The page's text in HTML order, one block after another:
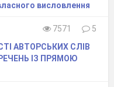
висловлення
7571
5
АВТОРСЬКИХ СЛІВ
ІЗ ПРЯМОЮ